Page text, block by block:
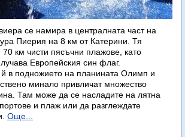
се намира в централната част на
Пиерия на 8 км от Катерини. Тя
70 км чисти пясъчни плажове, като
Европейския син флаг.
й в подножието на планината Олимп и
минало привличат множество
Там може да се насладите на лятна
и плаж или да разглеждате
Още...